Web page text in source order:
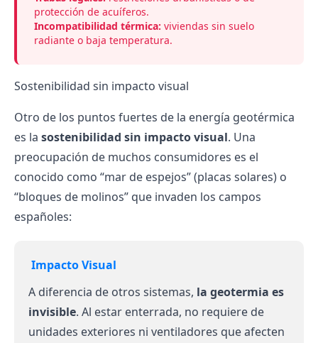
protección de acuíferos.
Incompatibilidad térmica: viviendas sin suelo
radiante o baja temperatura.
Sostenibilidad sin impacto visual
Otro de los puntos fuertes de la energía geotérmica
es la sostenibilidad sin impacto visual. Una
preocupación de muchos consumidores es el
conocido como “mar de espejos” (placas solares) o
“bloques de molinos” que invaden los campos
españoles:
️ Impacto Visual
A diferencia de otros sistemas, la geotermia es
invisible. Al estar enterrada, no requiere de
unidades exteriores ni ventiladores que afecten